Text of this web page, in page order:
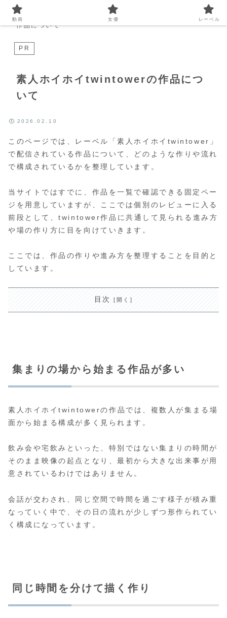
素人ホイホイtwintowerの
作品について
PR
素人ホイホイtwintowerの作品につ
いて
2026.02.10
このページでは、レーベル「素人ホイホイtwintower」
で配信されている作品について、どのような作りや流れ
で構成されているかを整理しています。
当サイトではすでに、作品を一覧で確認できる固定ペー
ジを用意していますが、ここでは個別のレビューに入る
前段として、twintower作品に共通して見られる進み方
や場の作り方に目を向けていきます。
ここでは、作品の作りや進み方を整理することを目的と
しています。
目次
集まりの場から始まる作品が多い
素人ホイホイtwintowerの作品では、複数人が集まる場
面から始まる構成が多く見られます。
飲み会や宅飲みといった、特別ではない集まりの時間が
そのまま映像の起点となり、最初から大きな出来事が用
意されているわけではありません。
会話が交わされ、同じ空間で時間を過ごす様子が積み重
なっていく中で、その日の流れが少しずつ形作られてい
く構成になっています。
同じ時間を分けて描く作り
動画 女優 レーベル